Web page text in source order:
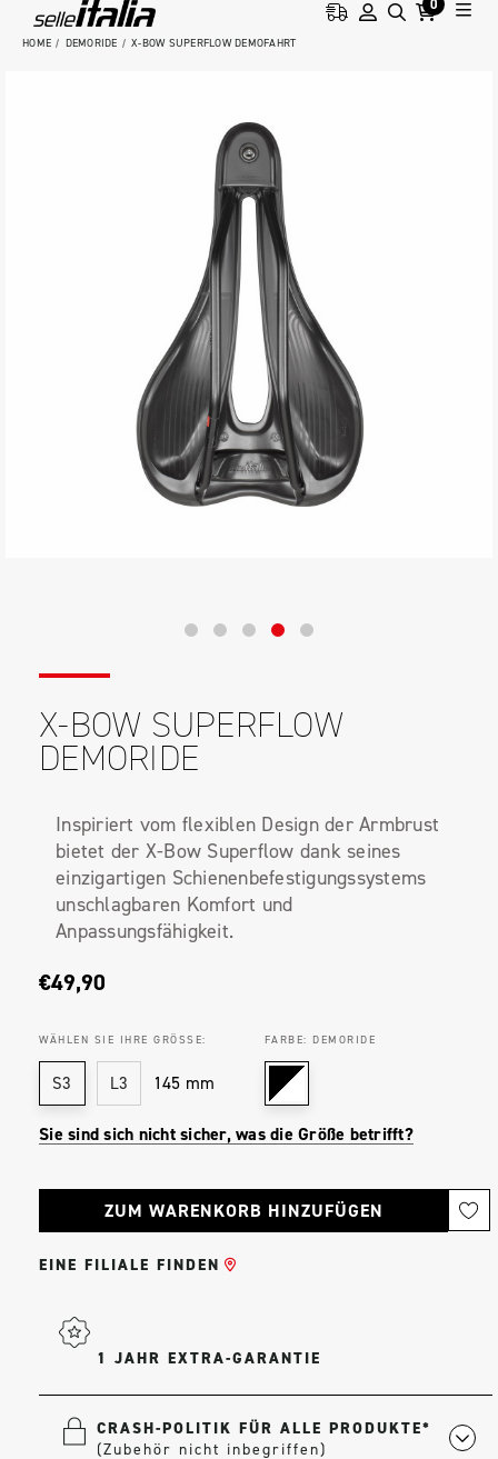
0
HOME DEMORIDE X-BOW SUPERFLOW DEMOFAHRT
X-BOW SUPERFLOW
DEMORIDE
Inspiriert vom flexiblen Design der Armbrust
bietet der X-Bow Superflow dank seines
einzigartigen Schienenbefestigungssystems
unschlagbaren Komfort und
Anpassungsfähigkeit.
€49,90
WÄHLEN SIE IHRE GRÖSSE:
S3 L3 145 mm
FARBE: DEMORIDE
Sie sind sich nicht sicher, was die Größe betrifft?
Aktueller
Bestand:
EINE FILIALE FINDEN
1 JAHR EXTRA-GARANTIE
CRASH-POLITIK FÜR ALLE PRODUKTE*
(Zubehör nicht inbegriffen)